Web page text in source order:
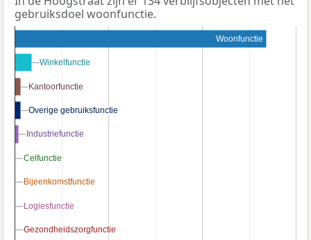
gebruiksdoel woonfunctie.
Woonfunctie
Winkelfunctie
Winkelfunctie
Kantoorfunctie
Kantoorfunctie
Overige gebruiksfunctie
Overige gebruiksfunctie
Industriefunctie
Industriefunctie
Celfunctie
Celfunctie
Bijeenkomstfunctie
Bijeenkomstfunctie
Logiesfunctie
Logiesfunctie
Gezondheidszorgfunctie
Gezondheidszorgfunctie